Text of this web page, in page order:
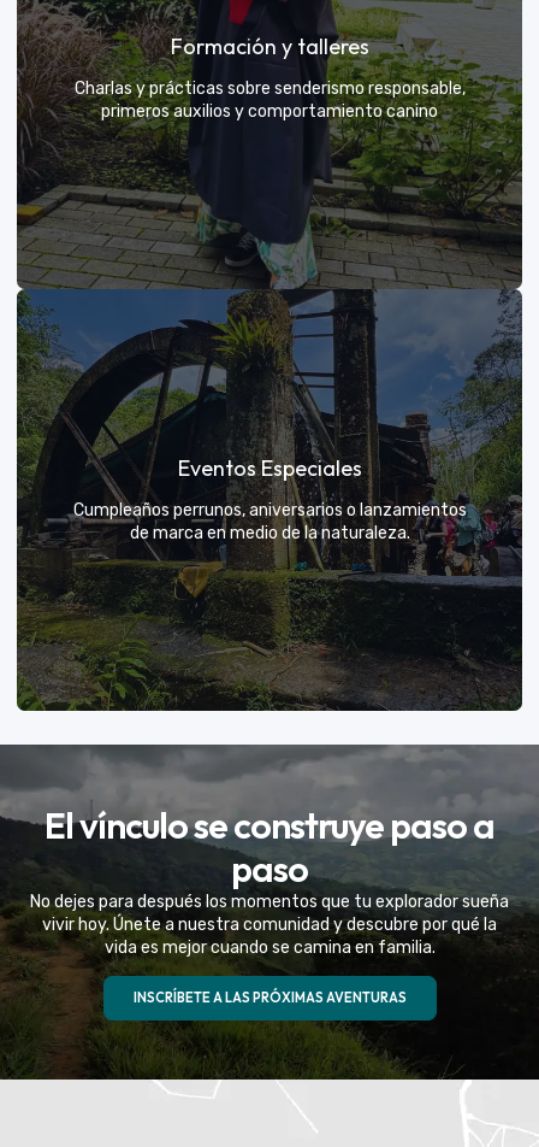
Tú eliges el parche y nosotros nos encargamos de
una aventura exclusiva
Formación y talleres
Charlas y prácticas sobre senderismo responsable,
primeros auxilios y comportamiento canino
Formación y talleres
Aprende de expertos a ser el mejor guía para tu
propio explorador
VER MÁS
Eventos Especiales
Cumpleaños perrunos, aniversarios o lanzamientos
de marca en medio de la naturaleza.
Eventos Especiales
Celebramos la vida de tu mejor amigo con una
experiencia fuera de serie
VER MÁS
El vínculo se construye paso a
paso
No dejes para después los momentos que tu explorador sueña
vivir hoy. Únete a nuestra comunidad y descubre por qué la
vida es mejor cuando se camina en familia.
INSCRÍBETE A LAS PRÓXIMAS AVENTURAS